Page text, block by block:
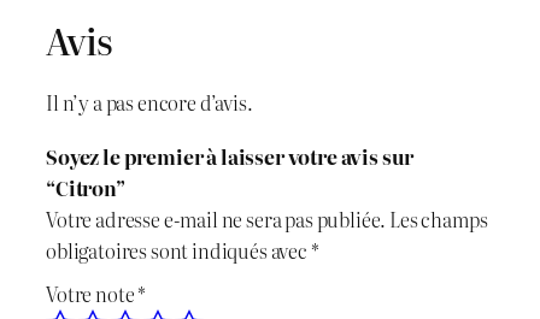
t
d
C
t
r
o
Avis
Il n’y a pas encore d’avis.
Soyez le premier à laisser votre avis sur
“Citron”
Votre adresse e-mail ne sera pas publiée. Les champs
obligatoires sont indiqués avec *
Votre note*